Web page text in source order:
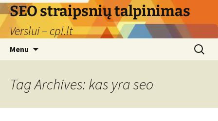
Skip
to
content
SEO straipsnių talpinimas
Verslui – cpl.lt
Menu
Search
for:
Tag Archives: kas yra seo